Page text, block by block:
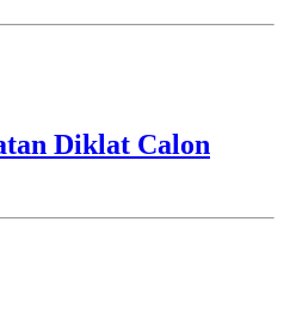
Diklat Calon